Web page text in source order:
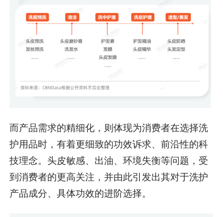
而产品需求的精细化，则体现为消费者在选择洗
护用品时，有着更细致的功效诉求、前沿性的科
技理念。头皮敏感、出油、环境失衡等问题，受
到消费者的更高关注，并由此引发出其对于洗护
产品成分、具体功效的进阶选择。